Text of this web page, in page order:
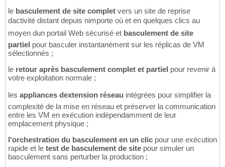
le basculement de site complet vers un site de reprise
dactivité distant depuis nimporte où et en quelques clics au
moyen dun portail Web sécurisé et basculement de site
partiel pour basculer instantanément sur les réplicas de VM
sélectionnés ;
le retour après basculement complet et partiel pour revenir à
votre exploitation normale ;
les appliances dextension réseau intégrées pour simplifier la
complexité de la mise en réseau et préserver la communication
entre les VM en exécution indépendamment de leur
emplacement physique ;
l'orchestration du basculement en un clic pour une exécution
rapide et le test de basculement de site pour simuler un
basculement sans perturber la production ;